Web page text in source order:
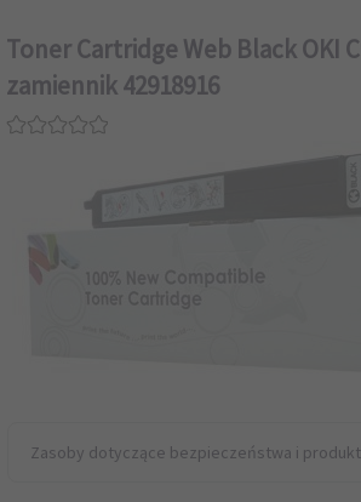
Toner Cartridge Web Black OKI
zamiennik 42918916
Zasoby dotyczące bezpieczeństwa i